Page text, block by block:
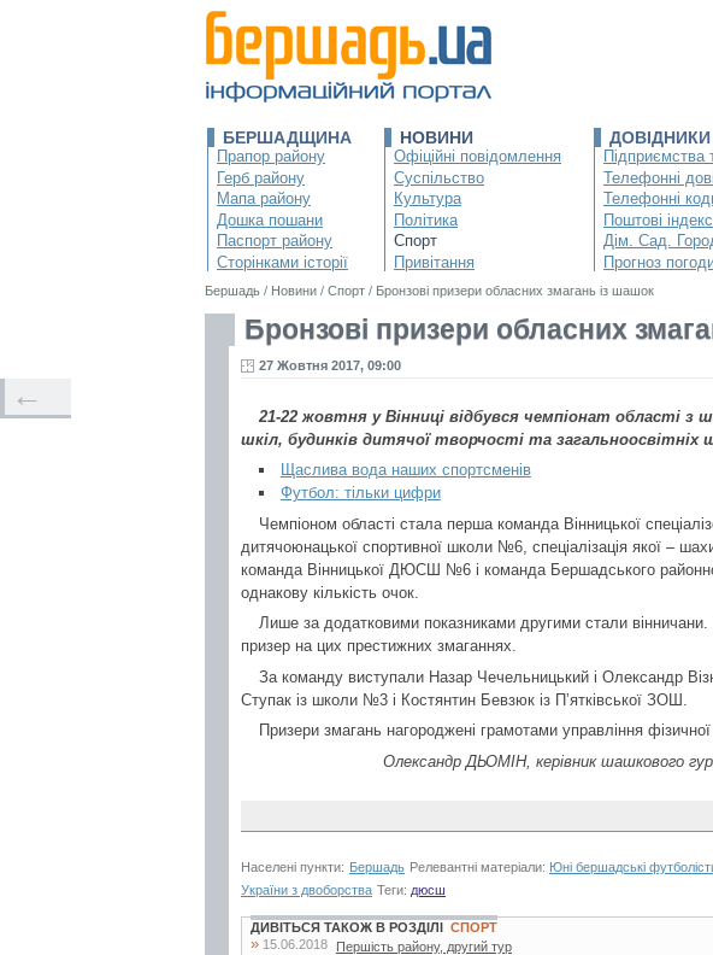
БЕРШАДЩИНА
Прапор району
Герб району
Мапа району
Дошка пошани
Паспорт району
Сторінками історії
НОВИНИ
Офіційні повідомлення
Суспільство
Культура
Політика
Спорт
Привітання
ДОВІДНИКИ
Підприємства
Телефонні
Телефонні
Поштові
Дім. Сад.
Прогноз
Бершадь / Новини / Спорт / Бронзові призери обласних змагань із шашок
Бронзові призери обласних
27 Жовтня 2017, 09:00
21-22 жовтня у Вінниці відбувся чемпіонат області з
шкіл, будинків дитячої творчості та загальноосвітніх
Щаслива вода наших спортсменів
Футбол: тільки цифри
Чемпіоном області стала перша команда Вінницької
дитячоюнацької спортивної школи №6, спеціалізація якої –
команда Вінницької ДЮСШ №6 і команда Бершадського
однакову кількість очок.
Лише за додатковими показниками другими стали
призер на цих престижних змаганнях.
За команду виступали Назар Чечельницький і Олександр
Ступак із школи №3 і Костянтин Бевзюк із П’ятківської ЗОШ.
Призери змагань нагороджені грамотами управління
Олександр ДЬОМІН, керівник шашкового
Населені пункти: Бершадь Релевантні матеріали: Юні бершадські футболісти
України з двоборства Теги: дюсш
←
ДИВІТЬСЯ ТАКОЖ В РОЗДІЛІ СПОРТ
» 15.06.2018 Першість району, другий тур